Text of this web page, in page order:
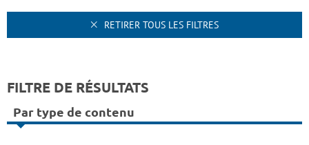
RETIRER TOUS LES FILTRES
FILTRE DE RÉSULTATS
Par type de contenu